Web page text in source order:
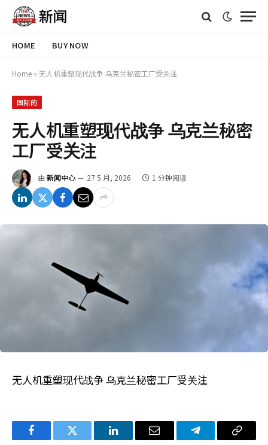
HOME BUY NOW
Home » 无人机重塑现代战争 乌克兰秘密工厂受关注
国际的
无人机重塑现代战争 乌克兰秘密
工厂受关注
由 新闻中心 27 5 月, 2026 1 分钟阅读
无人机重塑现代战争 乌克兰秘密工厂受关注
FacebookTwitter LinkedIn电
Telegram复